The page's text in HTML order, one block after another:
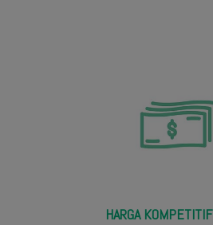
HARGA KOMPETITIF